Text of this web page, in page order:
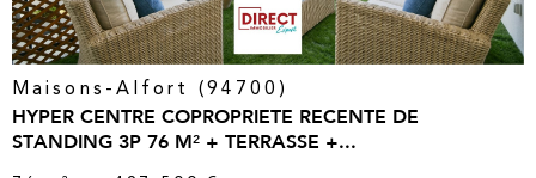
Maisons-Alfort (94700)
HYPER CENTRE COPROPRIETE RECENTE DE
STANDING 3P 76 M² + TERRASSE +...